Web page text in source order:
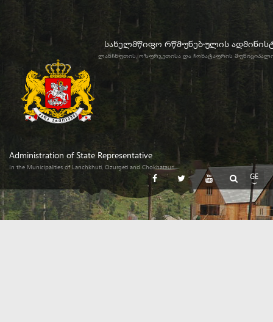
სახელმწიფო რწმუნებულის
ლანჩხუთის, ოზურგეთისა და ჩოხატაურის
Administration of State Representative
In the Municipalities of Lanchkhuti, Ozurgeti and Chokhatauri
GE
EN
RU